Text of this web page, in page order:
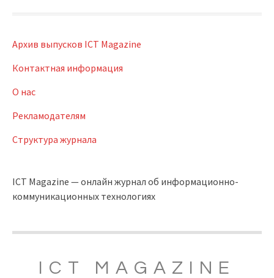
Архив выпусков ICT Magazine
Контактная информация
О нас
Рекламодателям
Структура журнала
ICT Magazine — онлайн журнал об информационно-
коммуникационных технологиях
ICT MAGAZINE